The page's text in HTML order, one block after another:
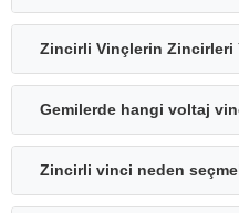
Zincirli Vinçlerin Zincirleri
Gemilerde hangi voltaj
Zincirli vinci neden